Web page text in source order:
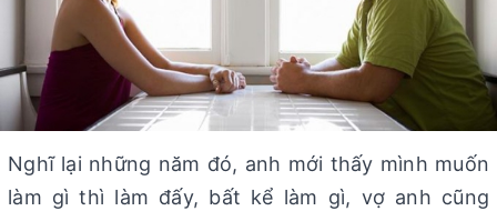
Nghĩ lại những năm đó, anh mới thấy mình muốn
làm gì thì làm đấy, bất kể làm gì, vợ anh cũng